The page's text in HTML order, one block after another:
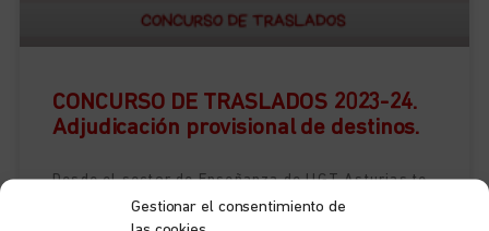
Gestionar el consentimiento de
CONCURSO DE TRASLADOS 2023-24.
Adjudicación provisional de destinos.
Desde el sector de Enseñanza de UGT Asturias te
facilitamos toda la información relativa al